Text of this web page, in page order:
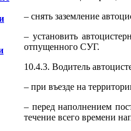
– снять заземление
– установить
отпущенного СУГ.
10.4.3. Водитель
– при въезде на
– перед наполнением
течение всего времени